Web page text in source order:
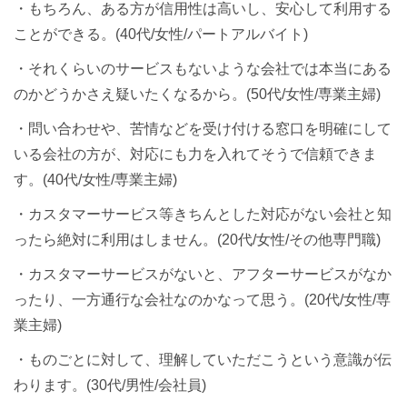
・もちろん、ある方が信用性は高いし、安心して利用する
ことができる。(40代/女性/パートアルバイト)
・それくらいのサービスもないような会社では本当にある
のかどうかさえ疑いたくなるから。(50代/女性/専業主婦)
・問い合わせや、苦情などを受け付ける窓口を明確にして
いる会社の方が、対応にも力を入れてそうで信頼できま
す。(40代/女性/専業主婦)
・カスタマーサービス等きちんとした対応がない会社と知
ったら絶対に利用はしません。(20代/女性/その他専門職)
・カスタマーサービスがないと、アフターサービスがなか
ったり、一方通行な会社なのかなって思う。(20代/女性/専
業主婦)
・ものごとに対して、理解していただこうという意識が伝
わります。(30代/男性/会社員)